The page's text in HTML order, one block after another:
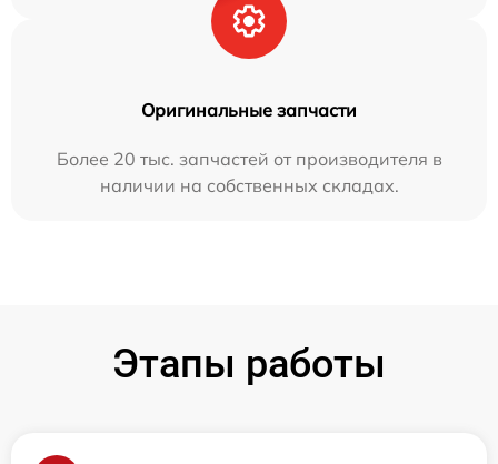
Оригинальные запчасти
Более 20 тыс. запчастей от производителя в
наличии на собственных складах.
Этапы работы